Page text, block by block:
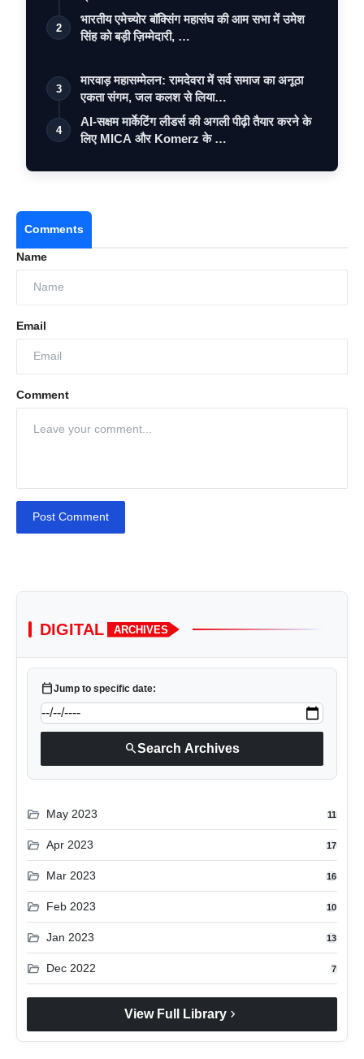
2
भारतीय एमेच्योर बॉक्सिंग महासंघ की आम सभा में उमेश
सिंह को बड़ी ज़िम्मेदारी, …
3
मारवाड़ महासम्मेलन: रामदेवरा में सर्व समाज का अनूठा
एकता संगम, जल कलश से लिया…
4
AI-सक्षम मार्केटिंग लीडर्स की अगली पीढ़ी तैयार करने के
लिए MICA और Komerz के …
Comments
Name
Email
Comment
Post Comment
DIGITAL ARCHIVES
calendar_todayJump to specific date:
searchSearch Archives
folder_open May 2023 11
folder_open Apr 2023 17
folder_open Mar 2023 16
folder_open Feb 2023 10
folder_open Jan 2023 13
folder_open Dec 2022 7
View Full Library chevron_right